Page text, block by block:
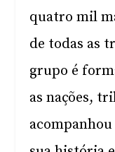
quatro mil
de todas as
grupo é
as nações,